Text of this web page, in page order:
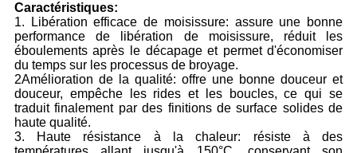
Caractéristiques:
1. Libération efficace de moisissure: assure une bonne
performance de libération de moisissure, réduit les
éboulements après le décapage et permet d'économiser
du temps sur les processus de broyage.
2Amélioration de la qualité: offre une bonne douceur et
douceur, empêche les rides et les boucles, ce qui se
traduit finalement par des finitions de surface solides de
haute qualité.
3. Haute résistance à la chaleur: résiste à des